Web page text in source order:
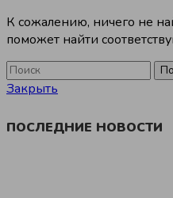
К сожалению, ничего не
поможет найти
Закрыть
ПОСЛЕДНИЕ НОВОСТИ